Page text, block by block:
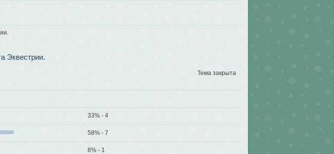
Эквестрии.
Тема закрыта
33% - 4
58% - 7
8% - 1